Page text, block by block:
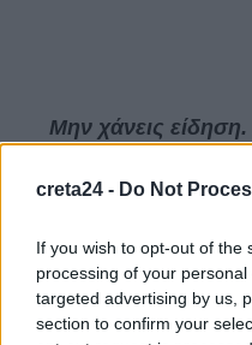
creta24 - Do Not
If you wish to opt-out of the
processing of your
targeted advertising by us,
section to confirm your
Μην χάνεις
ΠΡΟΣΘΕΣΕ ΤΟ
ΡΟΗ ΕΙΔΗΣΕΩΝ
«Θεριακλήδες» οι Έλληνες